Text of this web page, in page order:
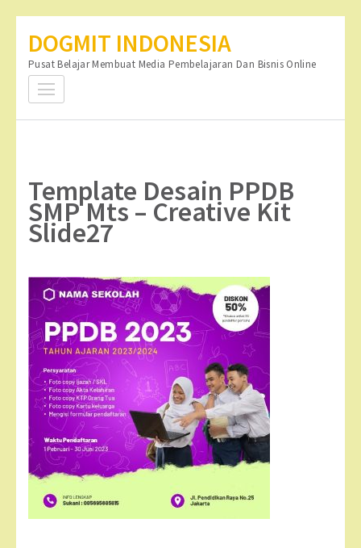
konten
(Tekan
DOGMIT INDONESIA
Pusat Belajar Membuat Media Pembelajaran Dan Bisnis Online
Template Desain PPDB
SMP Mts – Creative Kit
Slide27